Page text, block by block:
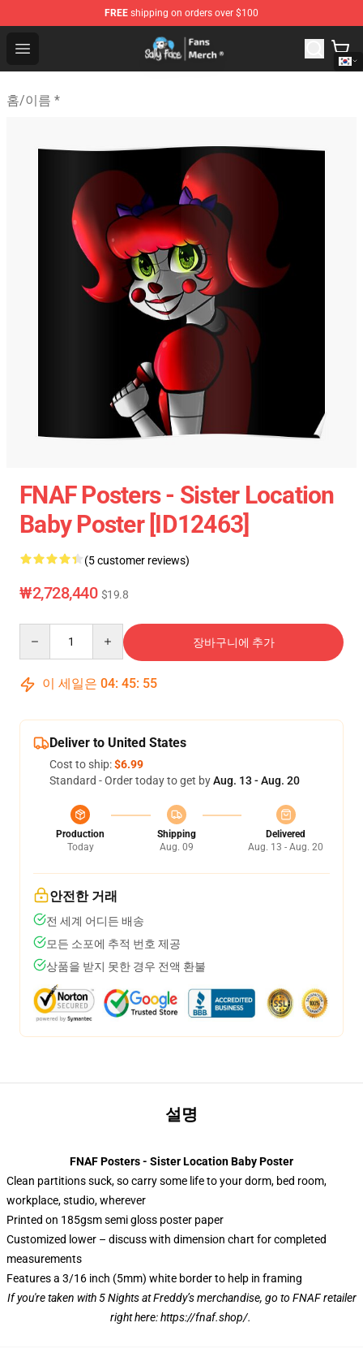
FREE shipping on orders over $100
Open menu
Sally Face Store - Official Sally Face Merchandise Shop
홈/이름 *
FNAF Posters - Sister Location
Baby Poster [ID12463]
(5 customer reviews)
₩2,728,440 $19.8
장바구니에 추가
이 세일은 04: 45: 55
Deliver to United States
Cost to ship:$6.99
Standard - Order today to get byAug. 13 - Aug. 20
Production
Today
Shipping
Aug. 09
Delivered
Aug. 13 - Aug. 20
안전한 거래
전 세계 어디든 배송
모든 소포에 추적 번호 제공
상품을 받지 못한 경우 전액 환불
설명
FNAF Posters - Sister Location Baby Poster
Clean partitions suck, so carry some life to your dorm, bed room,
workplace, studio, wherever
Printed on 185gsm semi gloss poster paper
Customized lower – discuss with dimension chart for completed
measurements
Features a 3/16 inch (5mm) white border to help in framing
If you're taken with 5 Nights at Freddy’s merchandise, go to FNAF retailer
right here:https://fnaf.shop/.